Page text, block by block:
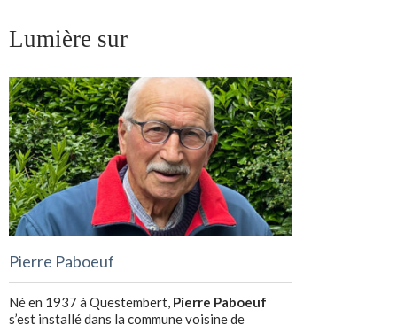
Lumière sur
Pierre Paboeuf
Né en 1937 à Questembert, Pierre Paboeuf
s’est installé dans la commune voisine de